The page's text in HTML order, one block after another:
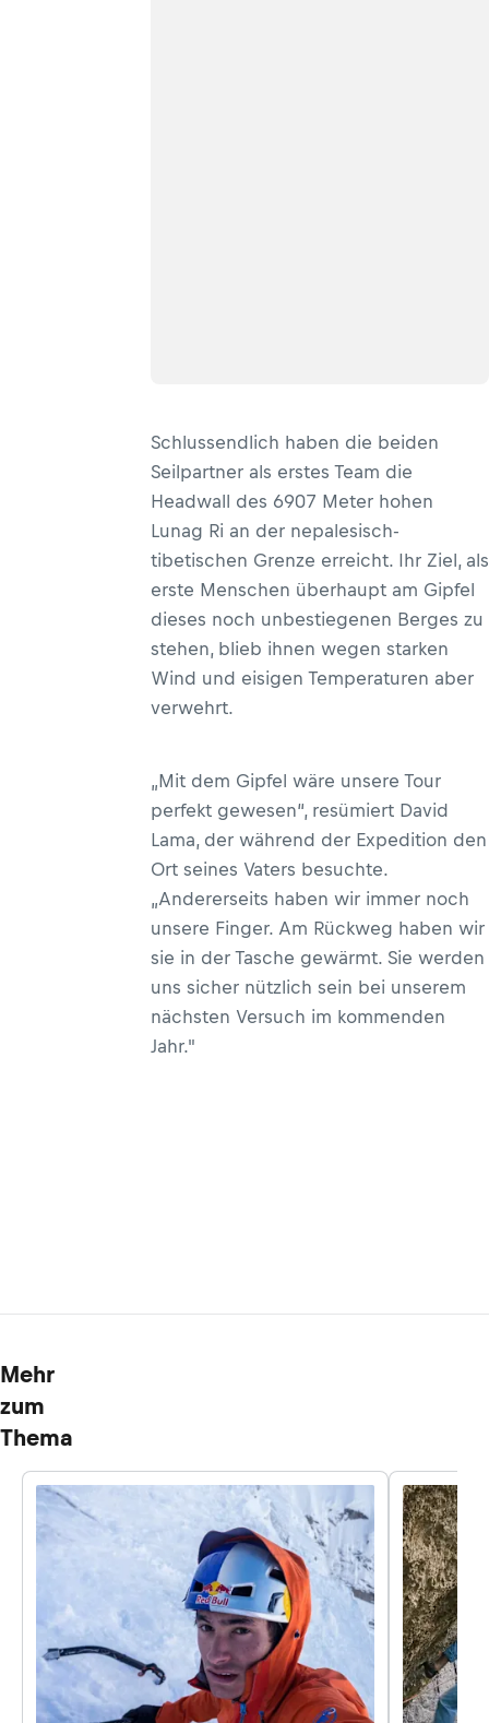
Schlussendlich haben die beiden
Seilpartner als erstes Team die
Headwall des 6907 Meter hohen
Lunag Ri an der nepalesisch-
tibetischen Grenze erreicht. Ihr Ziel, als
erste Menschen überhaupt am Gipfel
dieses noch unbestiegenen Berges zu
stehen, blieb ihnen wegen starken
Wind und eisigen Temperaturen aber
verwehrt.
„Mit dem Gipfel wäre unsere Tour
perfekt gewesen“, resümiert David
Lama, der während der Expedition den
Ort seines Vaters besuchte.
„Andererseits haben wir immer noch
unsere Finger. Am Rückweg haben wir
sie in der Tasche gewärmt. Sie werden
uns sicher nützlich sein bei unserem
nächsten Versuch im kommenden
Jahr."
Mehr
zum
Thema